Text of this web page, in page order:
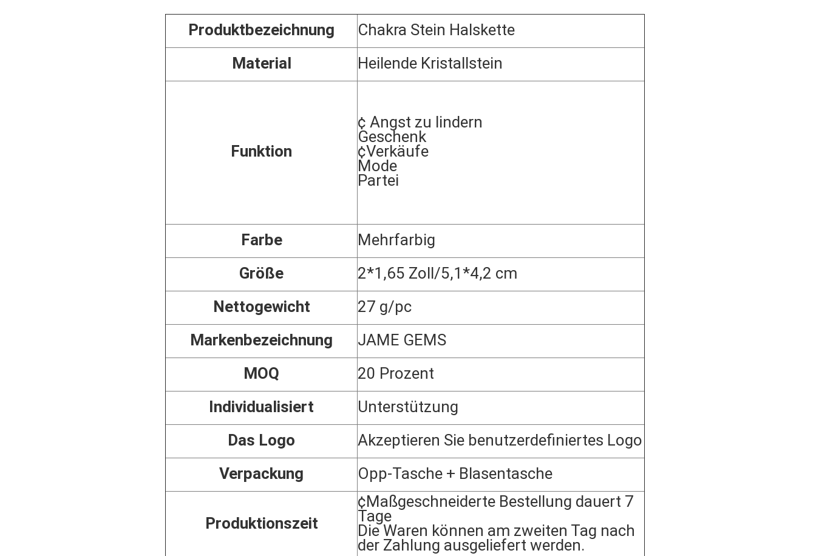
Produktbezeichnung
Chakra Stein Halskette
Material
Heilende Kristallstein
Funktion
¢ Angst zu lindern
Geschenk
¢Verkäufe
Mode
Partei
Farbe
Mehrfarbig
Größe
2*1,65 Zoll/5,1*4,2 cm
Nettogewicht
27 g/pc
Markenbezeichnung
JAME GEMS
MOQ
20 Prozent
Individualisiert
Unterstützung
Das Logo
Akzeptieren Sie benutzerdefiniertes Logo
Verpackung
Opp-Tasche + Blasentasche
Produktionszeit
¢Maßgeschneiderte Bestellung dauert 7
Tage
Die Waren können am zweiten Tag nach
der Zahlung ausgeliefert werden.